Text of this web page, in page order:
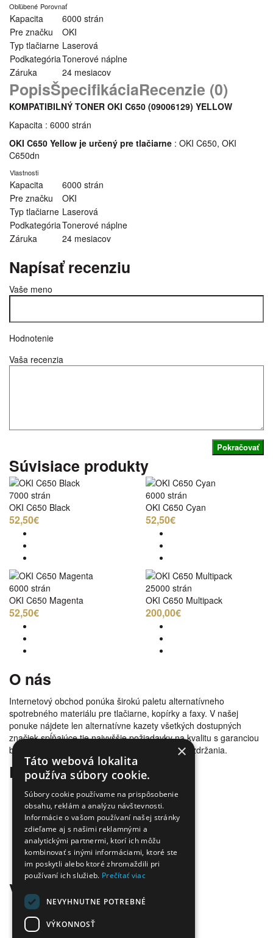
Obľúbené Porovnať
Kapacita
6000 strán
Pre značku
OKI
Typ tlačiarne Laserová
PodkategóriaTonerové náplne
Záruka
24 mesiacov
PopisŠpecifikáciaRecenzie (0)
KOMPATIBILNÝ TONER OKI C650 (09006129) YELLOW
Kapacita : 6000 strán
OKI C650 Yellow je určený pre tlačiarne : OKI C650, OKI
C650dn
Vlastnosti
Kapacita
6000 strán
Pre značku
OKI
Typ tlačiarne Laserová
PodkategóriaTonerové náplne
Záruka
24 mesiacov
Napísať recenziu
Vaše meno
Hodnotenie
Vaša recenzia
Pokračovať
Súvisiace produkty
7000 strán
OKI C650 Black
52,50€
6000 strán
OKI C650 Cyan
52,50€
6000 strán
OKI C650 Magenta
52,50€
25000 strán
OKI C650 Multipack
200,00€
O nás
Internetový obchod ponúka širokú paletu alternatívneho
spotrebného materiálu pre tlačiarne, kopírky a faxy. V našej
ponuke nájdete len alternatívne kazety všetkých dostupných
značiek spĺňajúce tie najvyššie požiadavky na kvalitu s garanciou
bezproblémovosti tlače. Tovar doručujeme bez zdržania.
Prečo nakúpiť u nás
Úspora nákladov
Overená kvalita
Doprava zadarmo
Tovar skladom
Ekologická likvidácia tonerov
Množstvo spôsobov platby a dopravy
Ekológia
Všetko o nákupe
Kontaktné informácie
Platba a dodanie
Obchodné podmienky
×
Táto webová lokalita
používa súbory cookie.
Súbory cookie používame na prispôsobenie
obsahu, reklám a analýzu návštevnosti.
Informácie o vašom používaní našej stránky
zdieľame aj s našimi reklamnými a
analytickými partnermi, ktorí ich môžu
kombinovať s inými informáciami, ktoré ste
im poskytli alebo ktoré zhromaždili pri
používaní ich služieb. Prečítať viac
NEVYHNUTNE POTREBNÉ
VÝKONNOSŤ